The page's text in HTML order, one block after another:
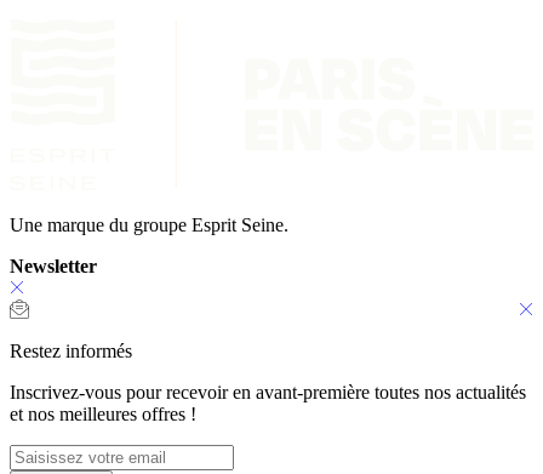
Une marque du groupe Esprit Seine.
Newsletter
Restez informés
Inscrivez-vous pour recevoir en avant-première toutes nos actualités
et nos meilleures offres !